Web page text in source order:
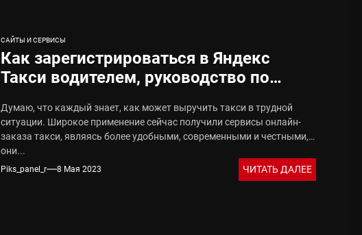
САЙТЫ И СЕРВИСЫ
Как зарегистрироваться в Яндекс
Такси водителем, руководство по
Думаю, что каждый знает, как может выручить такси в трудной
ситуации. Широкое применение сейчас получили сервисы онлайн-
заказа такси, являясь более удобными, современными и честными,
они...
Piks_panel_r 8 Мая 2023 ЧИТАТЬ ДАЛЕЕ